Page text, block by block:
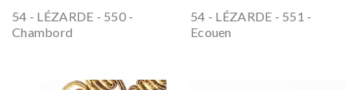
54 - LÉZARDE - 550 -
Chambord
54 - LÉZARDE - 551 -
Ecouen